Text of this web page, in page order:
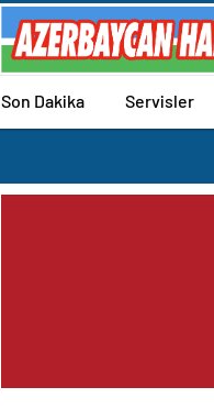
Son Dakika Servisler